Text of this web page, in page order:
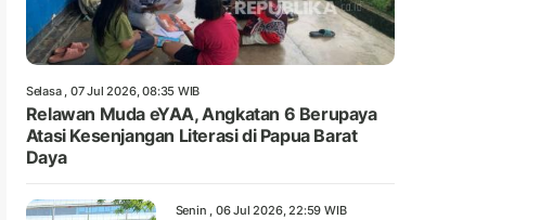
Selasa , 07 Jul 2026, 08:35 WIB
Relawan Muda eYAA, Angkatan 6 Berupaya
Atasi Kesenjangan Literasi di Papua Barat
Daya
Senin , 06 Jul 2026, 22:59 WIB